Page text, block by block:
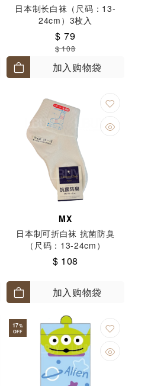
日本制长白袜（尺码：13-
24cm）3枚入
$ 79
$ 108
加入购物袋
MX
日本制可折白袜 抗菌防臭
（尺码：13-24cm）
$ 108
加入购物袋
17%
OFF